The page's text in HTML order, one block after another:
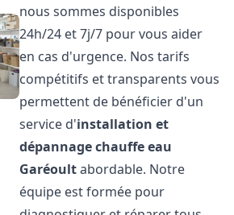
nous sommes disponibles
24h/24 et 7j/7 pour vous aider
en cas d'urgence. Nos tarifs
compétitifs et transparents vous
permettent de bénéficier d'un
service d'installation et
dépannage chauffe eau
Garéoultabordable. Notre
équipe est formée pour